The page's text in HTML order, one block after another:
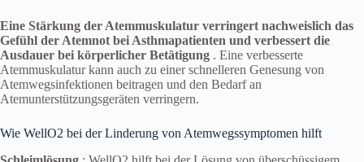
Eine Stärkung der Atemmuskulatur verringert nachweislich das
Gefühl der Atemnot bei Asthmapatienten und verbessert die
Ausdauer bei körperlicher Betätigung . Eine verbesserte
Atemmuskulatur kann auch zu einer schnelleren Genesung von
Atemwegsinfektionen beitragen und den Bedarf an
Atemunterstützungsgeräten verringern.
Wie WellO2 bei der Linderung von Atemwegssymptomen hilft